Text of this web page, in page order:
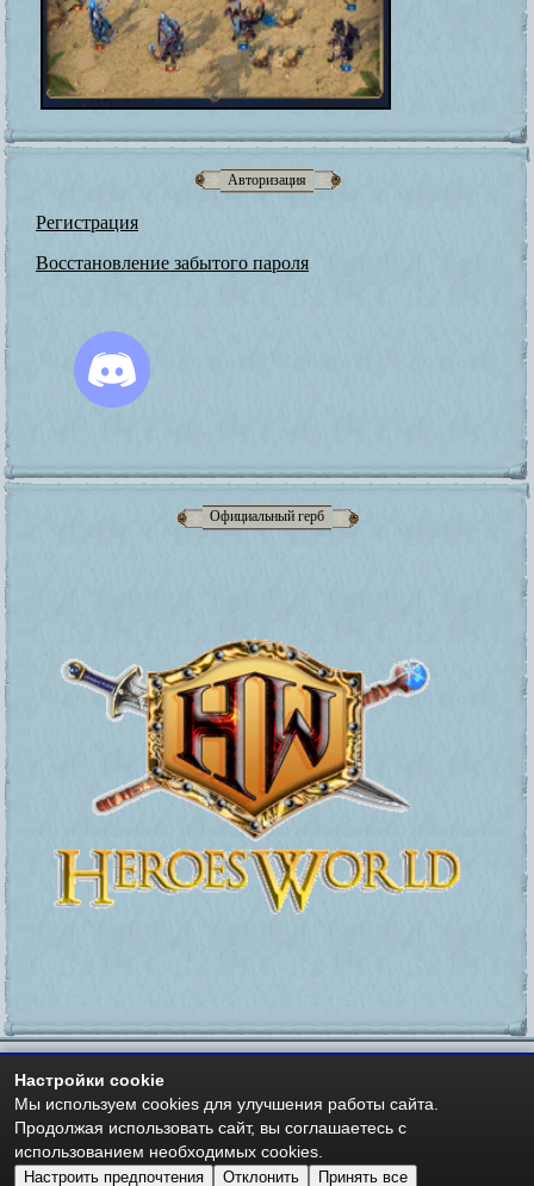
Авторизация
Регистрация
Восстановление забытого пароля
Официальный герб
Мир Героев -https://heroesworld.ru- Heroes World
Авторские права - Copyright © 2006-2026 HeroesWorld.ru
Heroes World (English)
Настройки cookie
Мы используем cookies для улучшения работы сайта.
Продолжая использовать сайт, вы соглашаетесь с
использованием необходимых cookies.
Настроить предпочтения
Отклонить Принять все